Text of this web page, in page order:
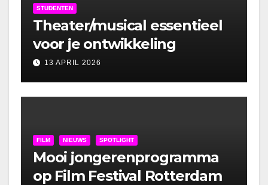
STUDENTEN
Theater/musical essentieel
voor je ontwikkeling
13 APRIL 2026
FILM NIEUWS SPOTLIGHT
Mooi jongerenprogramma
op Film Festival Rotterdam